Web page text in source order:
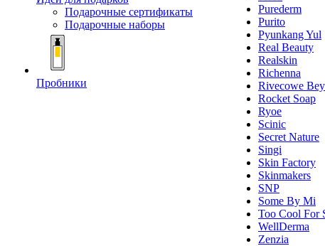
Подарочные сертификаты
Подарочные наборы
Пробники
Purederm
Purito
Pyunkang Yul
Real Beauty
Realskin
Richenna
Rivecowe
Rocket Soap
Ryoe
Scinic
Secret Nature
Singi
Skin Factory
Skinmakers
SNP
Some By Mi
Too Cool For
WellDerma
Zenzia